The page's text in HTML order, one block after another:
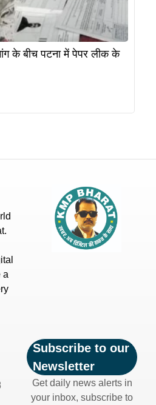
के बीच पटना में पेपर लीक के
a
Subscribe to our
Newsletter
Get daily news alerts in
your inbox, subscribe to